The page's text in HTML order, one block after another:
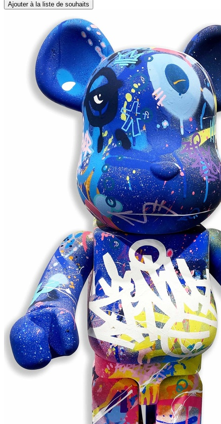
Ajouter à la liste de souhaits